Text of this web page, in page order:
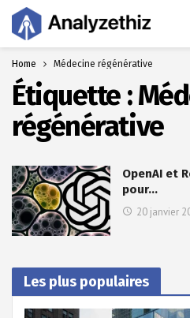
Home Médecine régénérative
Étiquette :
régénérative
OpenAI et
pour…
20 janvier
Les plus populaires